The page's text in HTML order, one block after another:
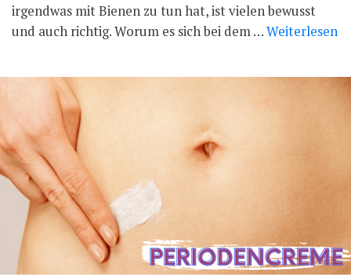
irgendwas mit Bienen zu tun hat, ist vielen bewusst
und auch richtig. Worum es sich bei dem …Weiterlesen